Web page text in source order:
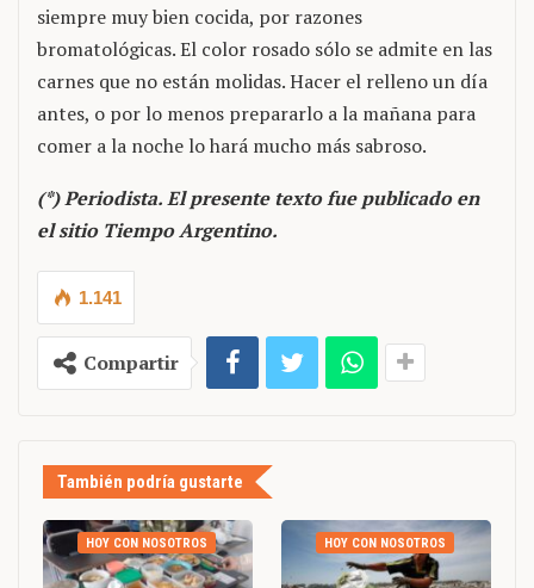
siempre muy bien cocida, por razones
bromatológicas. El color rosado sólo se admite en las
carnes que no están molidas. Hacer el relleno un día
antes, o por lo menos prepararlo a la mañana para
comer a la noche lo hará mucho más sabroso.
(*) Periodista. El presente texto fue publicado en
el sitio Tiempo Argentino.
1.141
Compartir
También podría gustarte
HOY CON NOSOTROS HOY CON NOSOTROS